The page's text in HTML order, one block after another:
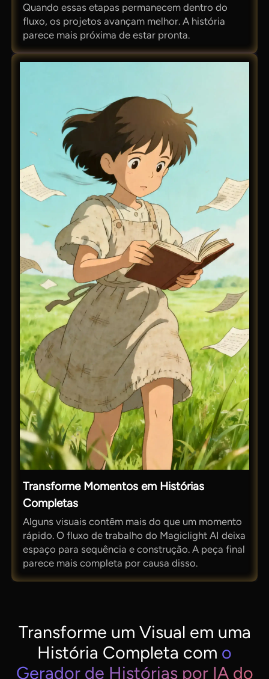
Quando essas etapas permanecem dentro do
fluxo, os projetos avançam melhor. A história
parece mais próxima de estar pronta.
Transforme Momentos em Histórias
Completas
Alguns visuais contêm mais do que um momento
rápido. O fluxo de trabalho do Magiclight AI deixa
espaço para sequência e construção. A peça final
parece mais completa por causa disso.
Transforme um Visual em uma
História Completa com o
Gerador de Histórias por IA do